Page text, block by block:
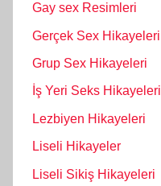
Gay sex Resimleri
Gerçek Sex Hikayeleri
Grup Sex Hikayeleri
İş Yeri Seks Hikayeleri
Lezbiyen Hikayeleri
Liseli Hikayeler
Liseli Sikiş Hikayeleri